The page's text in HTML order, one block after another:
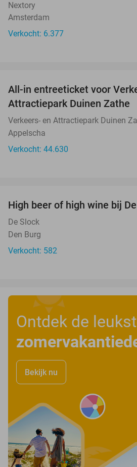
Nextory
Amsterdam
Verkocht: 6.377
All-in entreeticket voor
Attractiepark Duinen Zathe
Verkeers- en Attractiepark Duinen
Appelscha
Verkocht: 44.630
High beer of high wine bij
De Slock
Den Burg
Verkocht: 582
Ontdek de
Bekijk nu